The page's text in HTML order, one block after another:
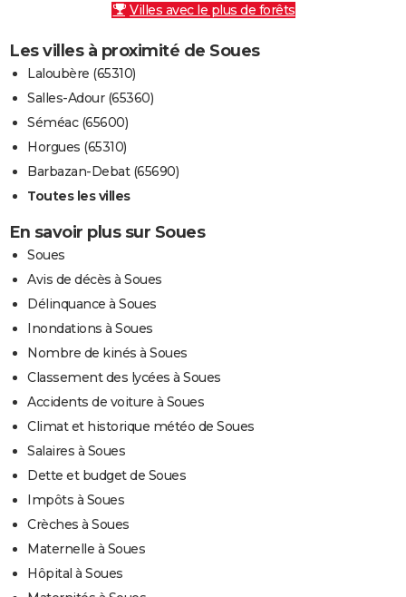
Villes avec le plus de forêts
Les villes à proximité de Soues
Laloubère (65310)
Salles-Adour (65360)
Séméac (65600)
Horgues (65310)
Barbazan-Debat (65690)
Toutes les villes
En savoir plus sur Soues
Soues
Avis de décès à Soues
Délinquance à Soues
Inondations à Soues
Nombre de kinés à Soues
Classement des lycées à Soues
Accidents de voiture à Soues
Climat et historique météo de Soues
Salaires à Soues
Dette et budget de Soues
Impôts à Soues
Crèches à Soues
Maternelle à Soues
Hôpital à Soues